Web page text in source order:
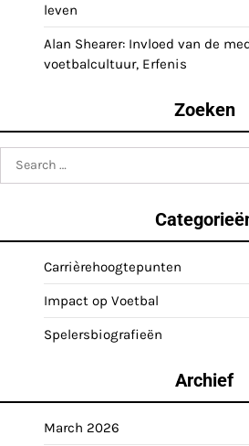
leven
Alan Shearer: Invloed van de
voetbalcultuur, Erfenis
Zoeken
Search
for:
Carrièrehoogtepunten
Impact op Voetbal
Spelersbiografieën
Archief
March 2026